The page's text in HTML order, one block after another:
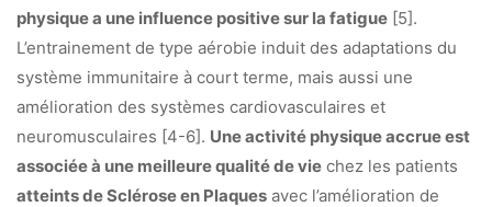
physique a une influence positive sur la fatigue [5].
L’entrainement de type aérobie induit des adaptations du
système immunitaire à court terme, mais aussi une
amélioration des systèmes cardiovasculaires et
neuromusculaires [4-6]. Une activité physique accrue est
associée à une meilleure qualité de vie chez les patients
atteints de Sclérose en Plaques avec l’amélioration de